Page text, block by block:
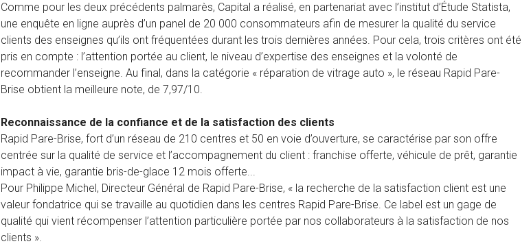
Comme pour les deux précédents palmarès, Capital a réalisé, en partenariat avec l’institut d’Étude Statista,
une enquête en ligne auprès d’un panel de 20 000 consommateurs afin de mesurer la qualité du service
clients des enseignes qu’ils ont fréquentées durant les trois dernières années. Pour cela, trois critères ont été
pris en compte : l’attention portée au client, le niveau d’expertise des enseignes et la volonté de
recommander l’enseigne. Au final, dans la catégorie « réparation de vitrage auto », le réseau Rapid Pare-
Brise obtient la meilleure note, de 7,97/10.
Reconnaissance de la confiance et de la satisfaction des clients
Rapid Pare-Brise, fort d’un réseau de 210 centres et 50 en voie d’ouverture, se caractérise par son offre
centrée sur la qualité de service et l’accompagnement du client : franchise offerte, véhicule de prêt, garantie
impact à vie, garantie bris-de-glace 12 mois offerte...
Pour Philippe Michel, Directeur Général de Rapid Pare-Brise, « la recherche de la satisfaction client est une
valeur fondatrice qui se travaille au quotidien dans les centres Rapid Pare-Brise. Ce label est un gage de
qualité qui vient récompenser l’attention particulière portée par nos collaborateurs à la satisfaction de nos
clients ».